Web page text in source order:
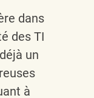
dans
des TI
un
à